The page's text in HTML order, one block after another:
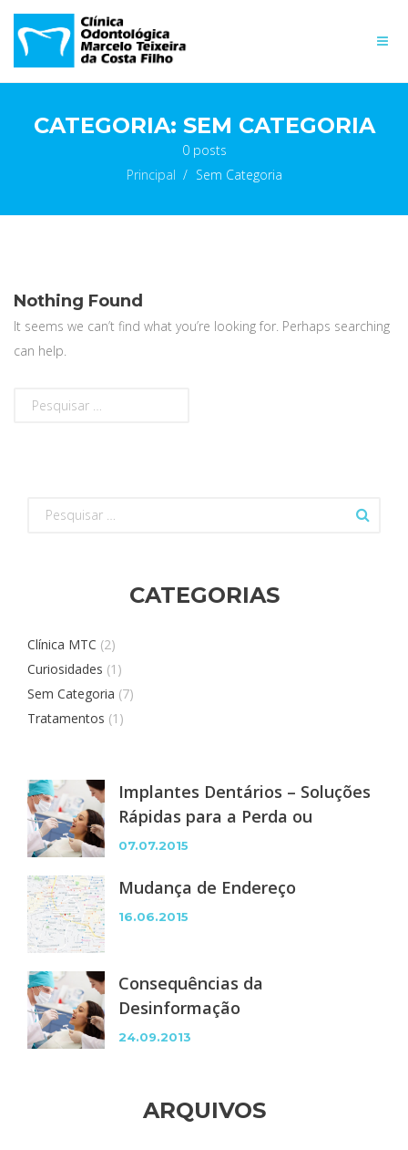
CATEGORIA: SEM CATEGORIA
0 posts
Principal
Sem Categoria
Nothing Found
It seems we can’t find what you’re looking for. Perhaps searching
can help.
Pesquisar
Pesquisar
CATEGORIAS
Clínica MTC (2)
Curiosidades (1)
Sem Categoria (7)
Tratamentos (1)
Implantes Dentários – Soluções
Rápidas para a Perda ou
Ausência de Dentes
07.07.2015
Mudança de Endereço
16.06.2015
Consequências da
Desinformação
24.09.2013
ARQUIVOS